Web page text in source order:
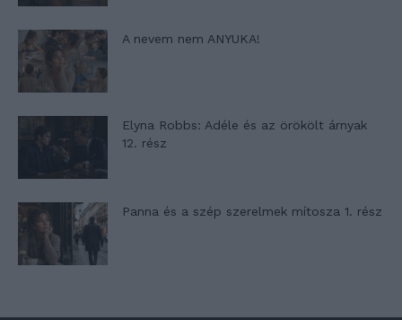
A nevem nem ANYUKA!
Elyna Robbs: Adéle és az örökölt árnyak
12. rész
Panna és a szép szerelmek mítosza 1. rész